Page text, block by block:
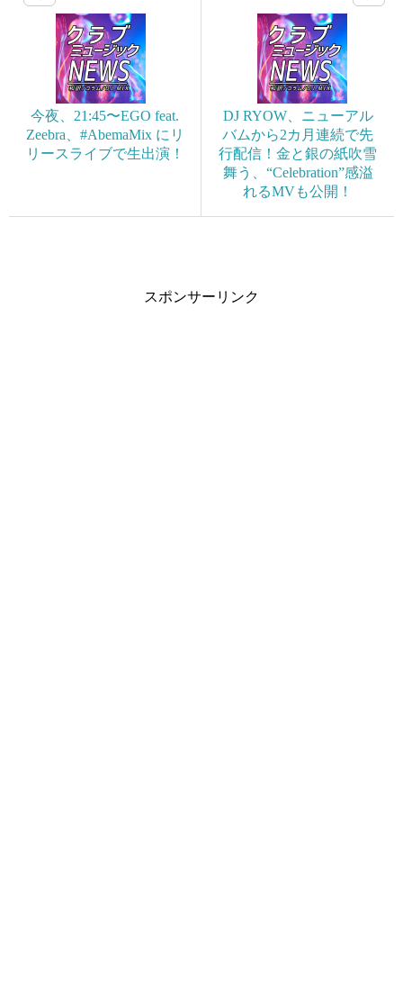
今夜、21:45〜EGO feat.
Zeebra、#AbemaMix にリ
リースライブで生出演！
DJ RYOW、ニューアル
バムから2カ月連続で先
行配信！金と銀の紙吹雪
舞う、“Celebration”感溢
れるMVも公開！
スポンサーリンク